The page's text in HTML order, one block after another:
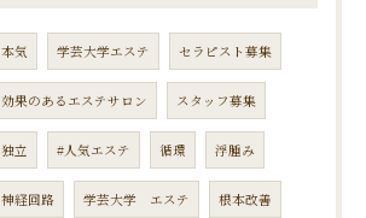
本気 学芸大学エステ セラピスト募集
効果のあるエステサロン スタッフ募集
独立 #人気エステ 循環 浮腫み
神経回路 学芸大学 エステ 根本改善